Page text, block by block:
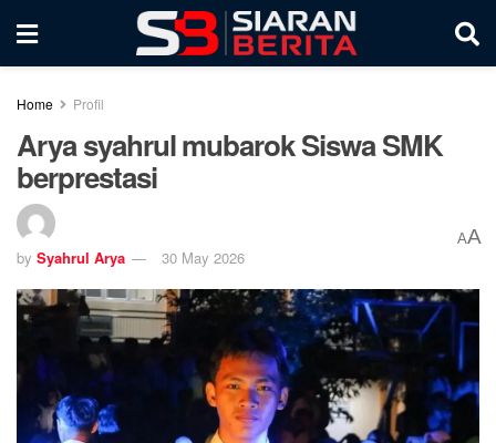
Home Profil
Arya syahrul mubarok Siswa SMK
berprestasi
by Syahrul Arya 30 May 2026
AA